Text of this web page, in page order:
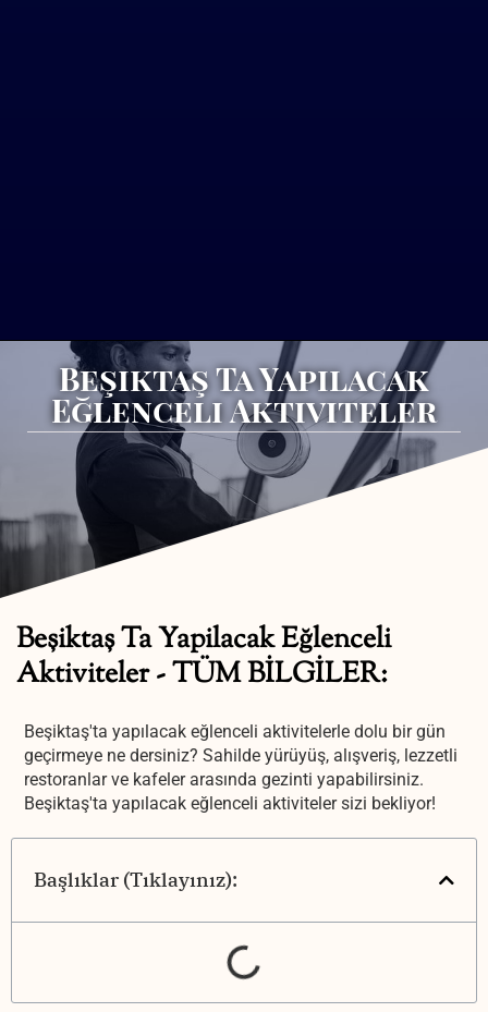
Beşiktaş Ta Yapilacak
Eğlenceli Aktiviteler
Beşiktaş Ta Yapilacak Eğlenceli
Aktiviteler - TÜM BİLGİLER:
Beşiktaş'ta yapılacak eğlenceli aktivitelerle dolu bir gün
geçirmeye ne dersiniz? Sahilde yürüyüş, alışveriş, lezzetli
restoranlar ve kafeler arasında gezinti yapabilirsiniz.
Beşiktaş'ta yapılacak eğlenceli aktiviteler sizi bekliyor!
Başlıklar (Tıklayınız):